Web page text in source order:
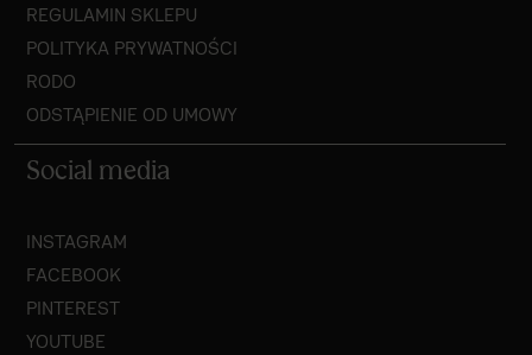
REGULAMIN SKLEPU
POLITYKA PRYWATNOŚCI
RODO
ODSTĄPIENIE OD UMOWY
Social media
INSTAGRAM
FACEBOOK
PINTEREST
YOUTUBE